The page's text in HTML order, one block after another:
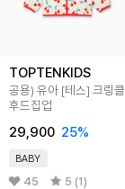
TOPTENKIDS
공용) 유아 [테스] 크링클
후드집업
29,900 25%
BABY
45 5 (1)